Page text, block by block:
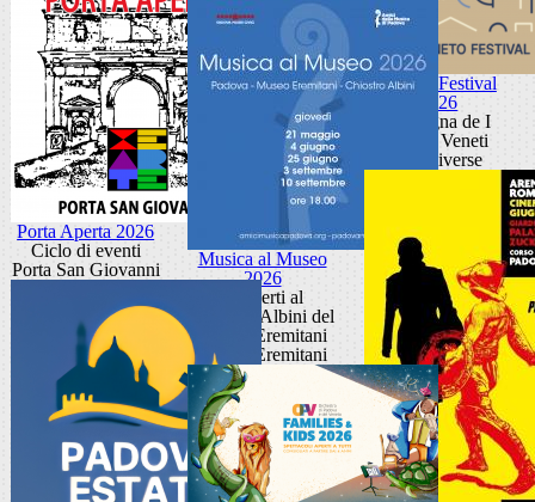
Veneto Festival
2026
Rassegna de I
Solisti Veneti
sedi diverse
Porta Aperta 2026
Ciclo di eventi
Porta San Giovanni
Musica al Museo
2026
Concerti al
Chiostro Albini del
Museo Eremitani
Museo Eremitani